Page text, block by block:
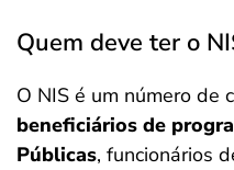
Quem deve ter o
O NIS é um número de
beneficiários de
Públicas, funcionários